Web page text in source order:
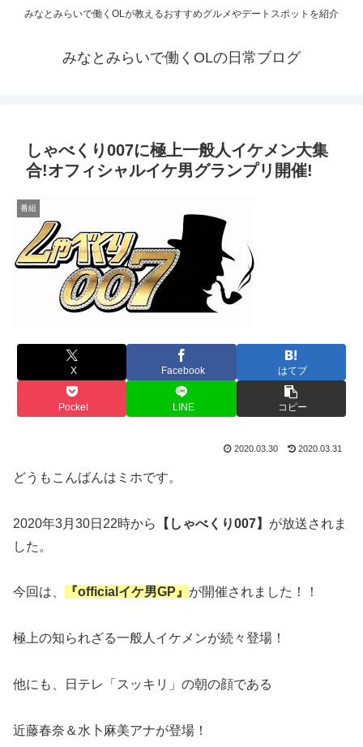
みなとみらいで働くOLが教えるおすすめグルメやデートスポットを紹介
みなとみらいで働くOLの日常ブログ
しゃべくり007に極上一般人イケメン大集
合!オフィシャルイケ男グランプリ開催!
番組
X Facebook はてブ
Pocket LINE コピー
2020.03.30 2020.03.31
どうもこんばんはミホです。
2020年3月30日22時から 【しゃべくり007】 が放送されま
した。
今回は、 『officialイケ男GP』 が開催されました！！
極上の知られざる一般人イケメンが続々登場！
他にも、日テレ「スッキリ」の朝の顔である
近藤春奈＆水卜麻美アナが登場！